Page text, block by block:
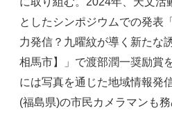
としたシンポジウムでの発表
力発信？九曜紋が導く新たな
相馬市】」で渡部潤一奨励賞
には写真を通じた地域情報発
(福島県)の市民カメラマンも務